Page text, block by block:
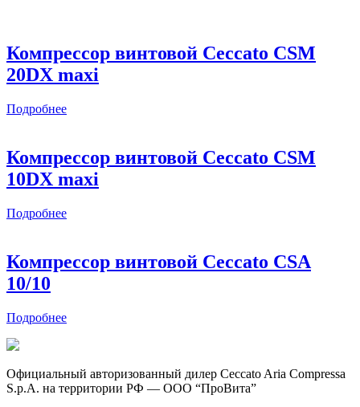
Компрессор винтовой Ceccato CSM
20DX maxi
Подробнее
Компрессор винтовой Ceccato CSM
10DX maxi
Подробнее
Компрессор винтовой Ceccato CSА
10/10
Подробнее
Официальный авторизованный дилер Ceccato Aria Compressa
S.p.A. на территории РФ — ООО “ПроВита”